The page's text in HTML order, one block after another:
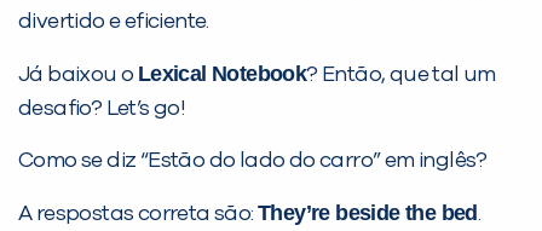
divertido e eficiente.
Já baixou o Lexical Notebook? Então, que tal um
desafio? Let’s go!
Como se diz “Estão do lado do carro” em inglês?
A respostas correta são: They’re beside the bed.